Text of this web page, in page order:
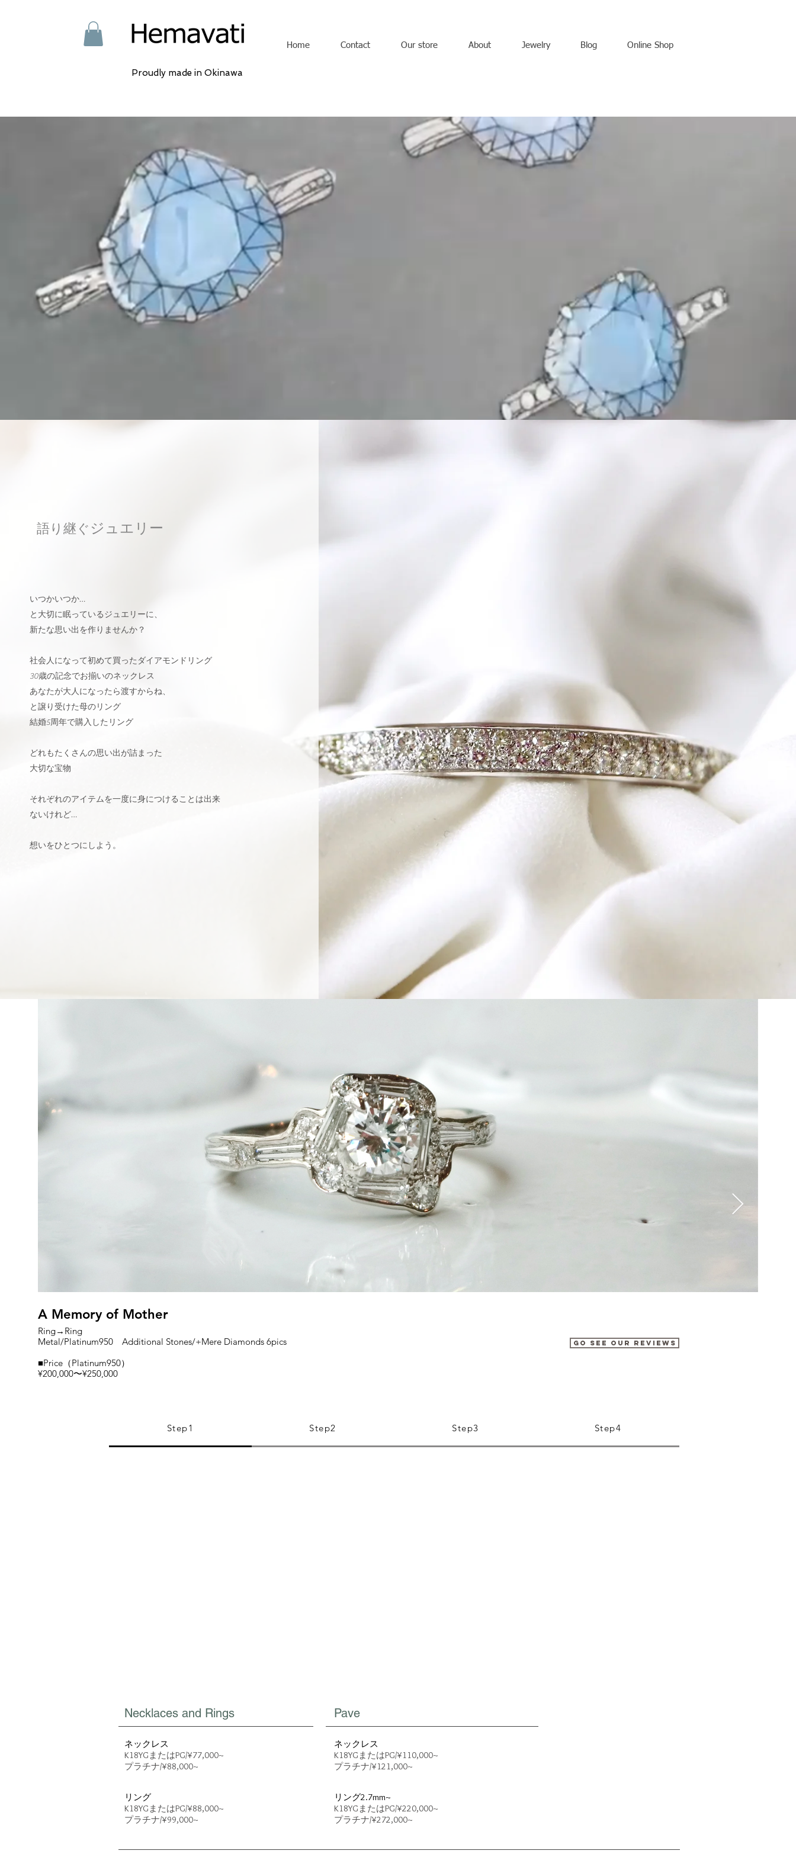
Home Contact Our store About Jewelry Blog Online Shop
Proudly made in Okinawa
沖縄オーダーメイドジュエリー - 沖縄結婚指輪 - 沖縄ジュエリーリフ
​結婚指輪、ジュエリーリフォーム、天然石、出産祝い
語り継ぐ ​ジュエリー
いつかいつか…
と大切に眠っているジュエリーに、
新たな思い出を作りませんか？
社会人になって初めて買ったダイアモンドリング
30歳の記念でお揃いのネックレス
あなたが大人になったら渡すからね、
と譲り受けた母のリング
結婚5周年で購入したリング
どれもたくさんの思い出が詰まった
大切な宝物
それぞれのアイテムを一度に身につけることは出来
ないけれど…
想いをひとつにしよう。
A Memory of Mother
Ring→Ring
Metal/Platinum950 Additional Stones/+Mere Diamonds 6pics
■Price（Platinum950）
¥200,000〜¥250,000
Go See Our Reviews
Step1 Step2 Step3 Step4
Necklaces and Rings
ネックレス
K18YGまたはPG/¥77,000~
プラチナ/¥8​8,000~
​リング
K18YG またはPG/¥88,000~
プラチナ/¥99,000~
Pave
​ネックレス
K18YGまたはPG/¥110,000~
プラチナ/¥121,000~
リング2.7mm~
K18YGまたはPG/¥220,000~
プラチナ/¥272,000~